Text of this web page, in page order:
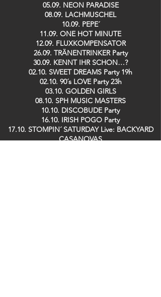
05.09. NEON PARADISE
08.09. LACHMUSCHEL
10.09. PEPE´
11.09. ONE HOT MINUTE
12.09. FLUXKOMPENSATOR
26.09. TRÄNENTRINKER Party
30.09. KENNT IHR SCHON…?
02.10. SWEET DREAMS Party 19h
02.10. 90´s LOVE Party 23h
03.10. GOLDEN GIRLS
08.10. SPH MUSIC MASTERS
10.10. DISCOBUDE Party
16.10. IRISH POGO Party
17.10. STOMPIN´ SATURDAY Live: BACKYARD
CASANOVAS